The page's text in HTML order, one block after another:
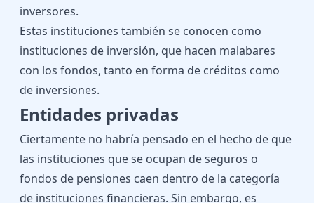
inversores.
Estas instituciones también se conocen como
instituciones de inversión, que hacen malabares
con los fondos, tanto en forma de créditos como
de inversiones.
Entidades privadas
Ciertamente no habría pensado en el hecho de que
las instituciones que se ocupan de seguros o
fondos de pensiones caen dentro de la categoría
de instituciones financieras. Sin embargo, es